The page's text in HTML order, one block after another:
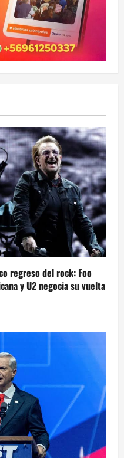
regreso del rock: Foo
y U2 negocia su vuelta